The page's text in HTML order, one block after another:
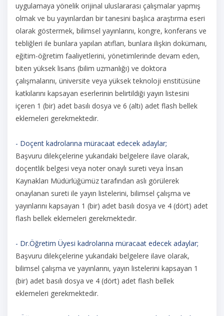
uygulamaya yönelik orijinal uluslararası çalışmalar yapmış
olmak ve bu yayınlardan bir tanesini başlıca araştırma eseri
olarak göstermek, bilimsel yayınlarını, kongre, konferans ve
tebliğleri ile bunlara yapılan atıfları, bunlara ilişkin dokümanı,
eğitim-öğretim faaliyetlerini, yönetimlerinde devam eden,
biten yüksek lisans (bilim uzmanlığı) ve doktora
çalışmalarını, üniversite veya yüksek teknoloji enstitüsüne
katkılarını kapsayan eserlerinin belirtildiği yayın listesini
içeren 1 (bir) adet basılı dosya ve 6 (altı) adet flash bellek
eklemeleri gerekmektedir.
- Doçent kadrolarına müracaat edecek adaylar;
Başvuru dilekçelerine yukarıdaki belgelere ilave olarak,
doçentlik belgesi veya noter onaylı sureti veya İnsan
Kaynakları Müdürlüğümüz tarafından aslı görülerek
onaylanan sureti ile yayın listelerini, bilimsel çalışma ve
yayınlarını kapsayan 1 (bir) adet basılı dosya ve 4 (dört) adet
flash bellek eklemeleri gerekmektedir.
- Dr.Öğretim Üyesi kadrolarına müracaat edecek adaylar;
Başvuru dilekçelerine yukarıdaki belgelere ilave olarak,
bilimsel çalışma ve yayınlarını, yayın listelerini kapsayan 1
(bir) adet basılı dosya ve 4 (dört) adet flash bellek
eklemeleri gerekmektedir.